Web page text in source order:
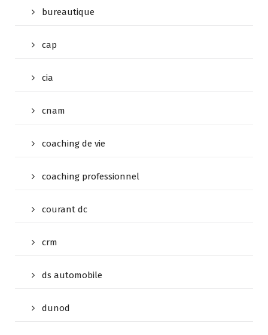
bureautique
cap
cia
cnam
coaching de vie
coaching professionnel
courant dc
crm
ds automobile
dunod